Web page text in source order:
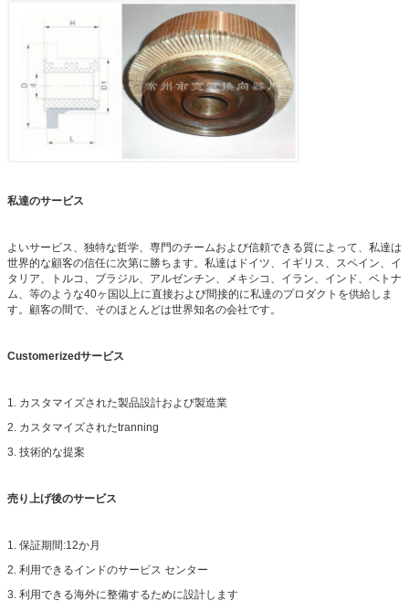
私達のサービス
よいサービス、独特な哲学、専門のチームおよび信頼できる質によって、私達は
世界的な顧客の信任に次第に勝ちます。私達はドイツ、イギリス、スペイン、イ
タリア、トルコ、ブラジル、アルゼンチン、メキシコ、イラン、インド、ベトナ
ム、等のような40ヶ国以上に直接および間接的に私達のプロダクトを供給しま
す。顧客の間で、そのほとんどは世界知名の会社です。
Customerizedサービス
1. カスタマイズされた製品設計および製造業
2. カスタマイズされたtranning
3. 技術的な提案
売り上げ後のサービス
1. 保証期間:12か月
2. 利用できるインドのサービス センター
3. 利用できる海外に整備するために設計します